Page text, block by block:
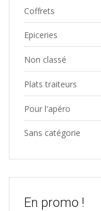
Coffrets
Epiceries
Non classé
Plats traiteurs
Pour l'apéro
Sans catégorie
En promo !